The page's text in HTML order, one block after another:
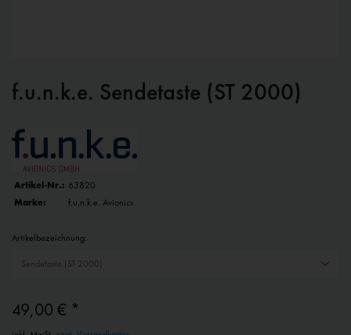
f.u.n.k.e. Sendetaste (ST 2000)
Artikel-Nr.: 63820
Marke:
f.u.n.k.e. Avionics
Artikelbezeichnung:
49,00 € *